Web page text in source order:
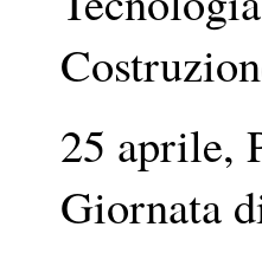
25 aprile,
Giornata